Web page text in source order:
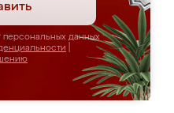
данных